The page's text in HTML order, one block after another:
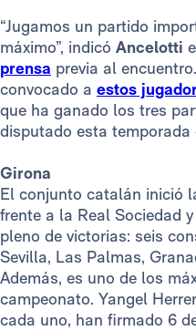
“Jugamos un partido
máximo”, indicó Ancelotti
prensa previa al
convocado a estos
que ha ganado los tres
disputado esta temporada
Girona
El conjunto catalán inició
frente a la Real Sociedad
pleno de victorias: seis
Sevilla, Las Palmas,
Además, es uno de los
campeonato. Yangel
cada uno, han firmado 6